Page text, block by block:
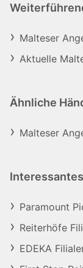
Malteser
Aktuelle
Ähnliche
Malteser
Paramount
Reiterhöfe
EDEKA